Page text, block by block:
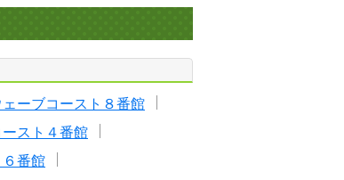
ーブコースト８番館
スト４番館
番館